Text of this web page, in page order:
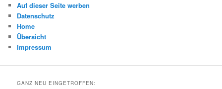
Auf dieser Seite werben
Datenschutz
Home
Übersicht
Impressum
GANZ NEU EINGETROFFEN: